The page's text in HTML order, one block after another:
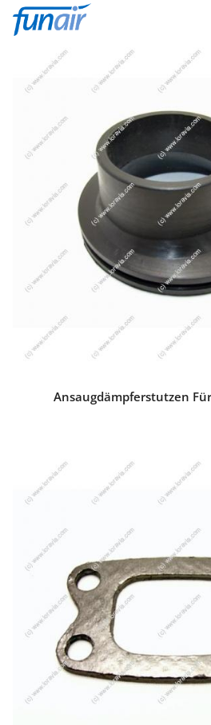
Products
search
Kontakt
Ansaugdämpferstutzen